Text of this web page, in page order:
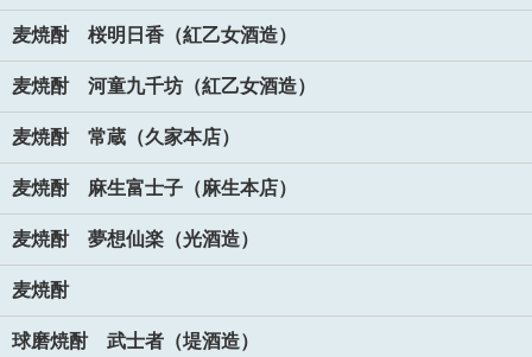
麦焼酎 桜明日香（紅乙女酒造）
麦焼酎 河童九千坊（紅乙女酒造）
麦焼酎 常蔵（久家本店）
麦焼酎 麻生富士子（麻生本店）
麦焼酎 夢想仙楽（光酒造）
麦焼酎
球磨焼酎 武士者（堤酒造）